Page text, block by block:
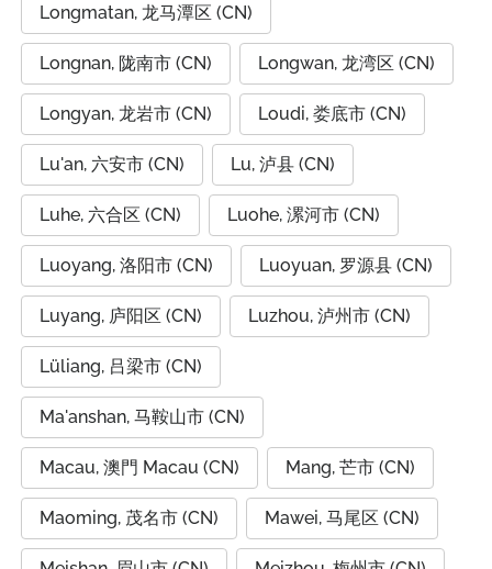
Longmatan, 龙马潭区 (CN)
Longnan, 陇南市 (CN) Longwan, 龙湾区 (CN)
Longyan, 龙岩市 (CN) Loudi, 娄底市 (CN)
Lu'an, 六安市 (CN) Lu, 泸县 (CN)
Luhe, 六合区 (CN) Luohe, 漯河市 (CN)
Luoyang, 洛阳市 (CN) Luoyuan, 罗源县 (CN)
Luyang, 庐阳区 (CN) Luzhou, 泸州市 (CN)
Lüliang, 吕梁市 (CN)
Ma'anshan, 马鞍山市 (CN)
Macau, 澳門 Macau (CN) Mang, 芒市 (CN)
Maoming, 茂名市 (CN) Mawei, 马尾区 (CN)